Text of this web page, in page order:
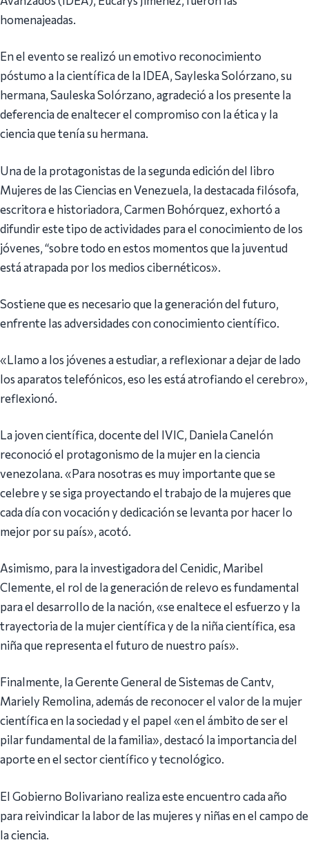
homenajeadas.
En el evento se realizó un emotivo reconocimiento
póstumo a la científica de la IDEA, Sayleska Solórzano, su
hermana, Sauleska Solórzano, agradeció a los presente la
deferencia de enaltecer el compromiso con la ética y la
ciencia que tenía su hermana.
Una de la protagonistas de la segunda edición del libro
Mujeres de las Ciencias en Venezuela, la destacada filósofa,
escritora e historiadora, Carmen Bohórquez, exhortó a
difundir este tipo de actividades para el conocimiento de los
jóvenes, “sobre todo en estos momentos que la juventud
está atrapada por los medios cibernéticos».
Sostiene que es necesario que la generación del futuro,
enfrente las adversidades con conocimiento científico.
«Llamo a los jóvenes a estudiar, a reflexionar a dejar de lado
los aparatos telefónicos, eso les está atrofiando el cerebro»,
reflexionó.
La joven científica, docente del IVIC, Daniela Canelón
reconoció el protagonismo de la mujer en la ciencia
venezolana. «Para nosotras es muy importante que se
celebre y se siga proyectando el trabajo de la mujeres que
cada día con vocación y dedicación se levanta por hacer lo
mejor por su país», acotó.
Asimismo, para la investigadora del Cenidic, Maribel
Clemente, el rol de la generación de relevo es fundamental
para el desarrollo de la nación, «se enaltece el esfuerzo y la
trayectoria de la mujer científica y de la niña científica, esa
niña que representa el futuro de nuestro país».
Finalmente, la Gerente General de Sistemas de Cantv,
Mariely Remolina, además de reconocer el valor de la mujer
científica en la sociedad y el papel «en el ámbito de ser el
pilar fundamental de la familia», destacó la importancia del
aporte en el sector científico y tecnológico.
El Gobierno Bolivariano realiza este encuentro cada año
para reivindicar la labor de las mujeres y niñas en el campo de
la ciencia.